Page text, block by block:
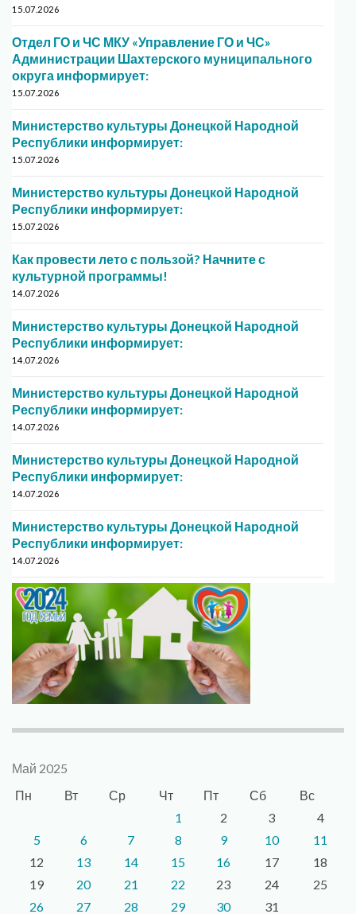
15.07.2026
Отдел ГО и ЧС МКУ «Управление ГО и ЧС»
Администрации Шахтерского муниципального
округа информирует:
15.07.2026
Министерство культуры Донецкой Народной
Республики информирует:
15.07.2026
Министерство культуры Донецкой Народной
Республики информирует:
15.07.2026
Как провести лето с пользой? Начните с
культурной программы!
14.07.2026
Министерство культуры Донецкой Народной
Республики информирует:
14.07.2026
Министерство культуры Донецкой Народной
Республики информирует:
14.07.2026
Министерство культуры Донецкой Народной
Республики информирует:
14.07.2026
Министерство культуры Донецкой Народной
Республики информирует:
14.07.2026
Май 2025
Пн
Вт Ср Чт Пт Сб
Вс
1
2 3
4
5
6 7 8 9 10
11
12
13 14 15 16 17
18
19
20 21 22 23 24
25
26
27 28 29 30 31